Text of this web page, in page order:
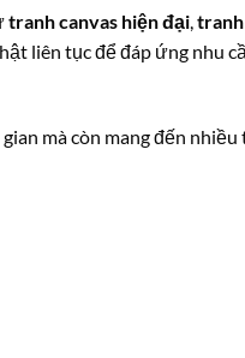
tranh canvas hiện đại,tranh
liên tục để đáp ứng nhu
mà còn mang đến nhiều